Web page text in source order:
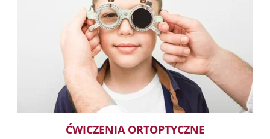
ĆWICZENIA ORTOPTYCZNE